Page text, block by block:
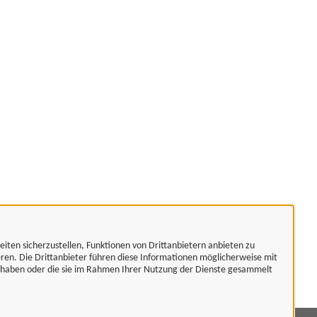
sicherzustellen, Funktionen von Drittanbietern anbieten zu
Die Drittanbieter führen diese Informationen möglicherweise mit
oder die sie im Rahmen Ihrer Nutzung der Dienste gesammelt